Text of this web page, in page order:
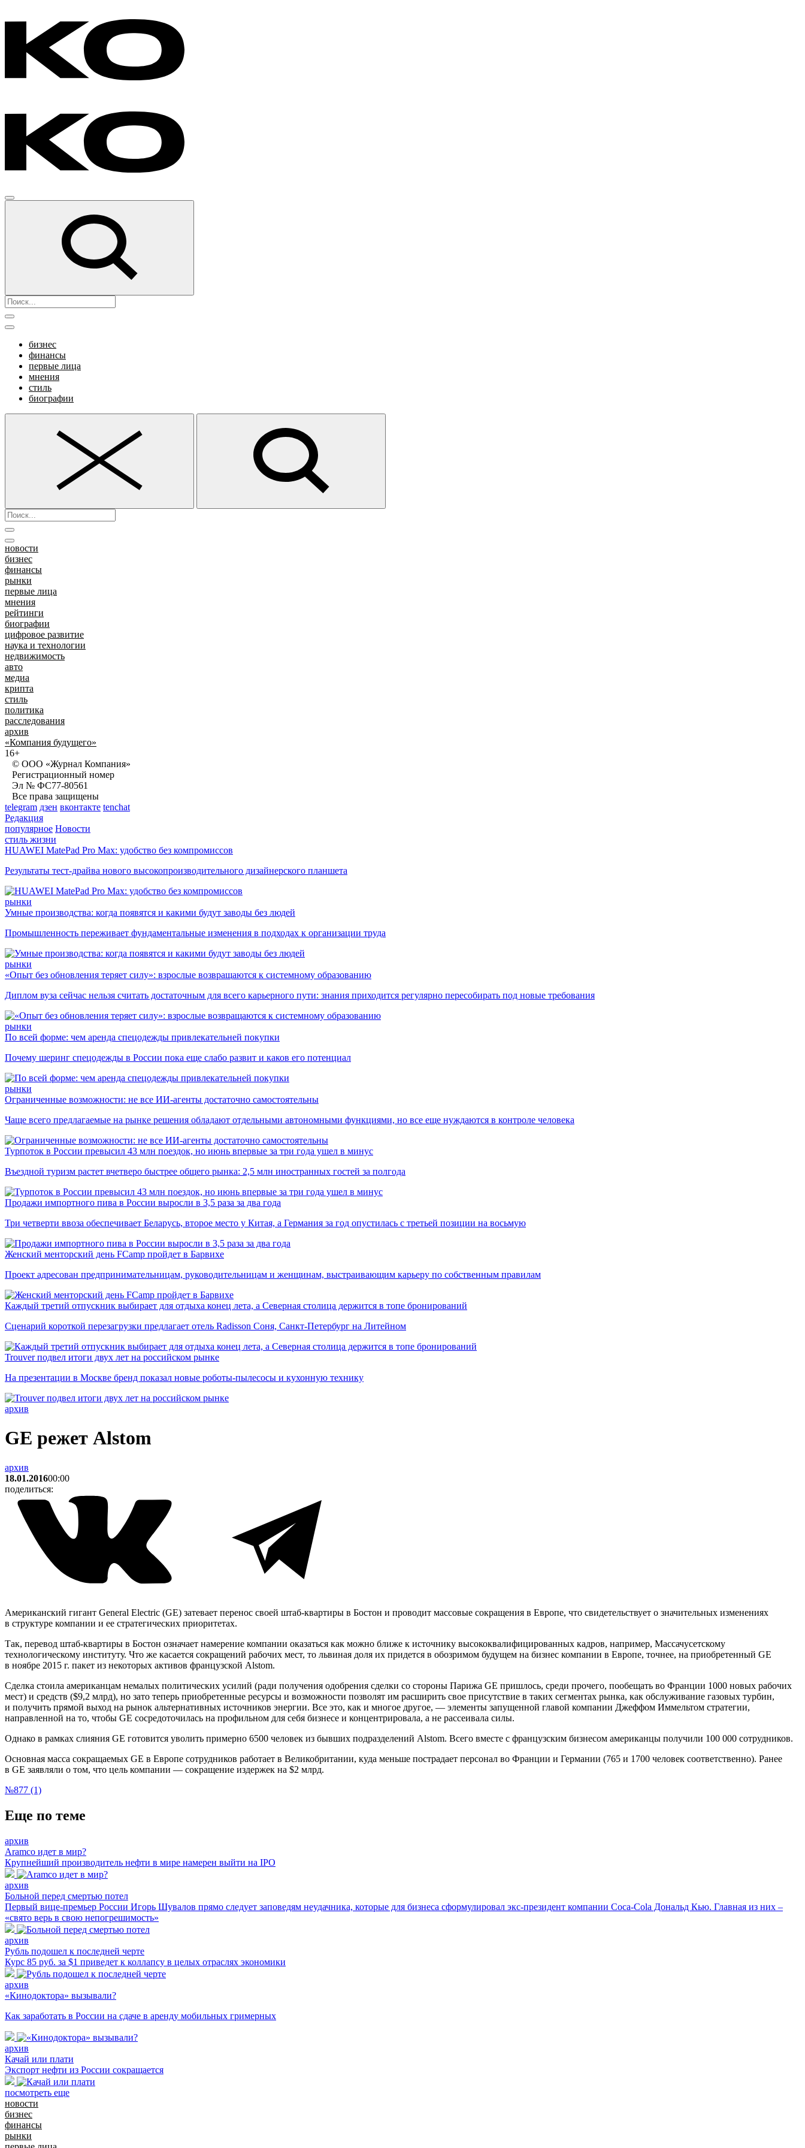
бизнес
финансы
первые лица
мнения
стиль
биографии
новости
бизнес
финансы
рынки
первые лица
мнения
рейтинги
биографии
цифровое развитие
наука и технологии
недвижимость
авто
медиа
крипта
стиль
политика
расследования
архив
«Компания будущего»
16+
© ООО «Журнал Компания»
Регистрационный номер
Эл № ФС77-80561
Все права защищены
telegram дзен вконтакте tenchat
Редакция
популярное Новости
стиль жизни
HUAWEI MatePad Pro Max: удобство без компромиссов
Результаты тест-драйва нового высокопроизводительного дизайнерского планшета
рынки
Умные производства: когда появятся и какими будут заводы без людей
Промышленность переживает фундаментальные изменения в подходах к организации труда
рынки
«Опыт без обновления теряет силу»: взрослые возвращаются к системному образованию
Диплом вуза сейчас нельзя считать достаточным для всего карьерного пути: знания приходится регулярно пересобирать под новые требования
рынки
По всей форме: чем аренда спецодежды привлекательней покупки
Почему шеринг спецодежды в России пока еще слабо развит и каков его потенциал
рынки
Ограниченные возможности: не все ИИ-агенты достаточно самостоятельны
Чаще всего предлагаемые на рынке решения обладают отдельными автономными функциями, но все еще нуждаются в контроле человека
Турпоток в России превысил 43 млн поездок, но июнь впервые за три года ушел в минус
Въездной туризм растет вчетверо быстрее общего рынка: 2,5 млн иностранных гостей за полгода
Продажи импортного пива в России выросли в 3,5 раза за два года
Три четверти ввоза обеспечивает Беларусь, второе место у Китая, а Германия за год опустилась с третьей позиции на восьмую
Женский менторский день FCamp пройдет в Барвихе
Проект адресован предпринимательницам, руководительницам и женщинам, выстраивающим карьеру по собственным правилам
Каждый третий отпускник выбирает для отдыха конец лета, а Северная столица держится в топе бронирований
Сценарий короткой перезагрузки предлагает отель Radisson Соня, Санкт-Петербург на Литейном
Trouver подвел итоги двух лет на российском рынке
На презентации в Москве бренд показал новые роботы-пылесосы и кухонную технику
архив
GE режет Alstom
архив
18.01.201600:00
поделиться:
Американский гигант General Electric (GE) затевает перенос своей штаб-квартиры в Бостон и проводит массовые сокращения в Европе, что свидетельствует о значительных изменениях
в структуре компании и ее стратегических приоритетах.
Так, перевод штаб-квартиры в Бостон означает намерение компании оказаться как можно ближе к источнику высококвалифицированных кадров, например, Массачусетскому
технологическому институту. Что же касается сокращений рабочих мест, то львиная доля их придется в обозримом будущем на бизнес компании в Европе, точнее, на приобретенный GE
в ноябре 2015 г. пакет из некоторых активов французской Alstom.
Сделка стоила американцам немалых политических усилий (ради получения одобрения сделки со стороны Парижа GE пришлось, среди прочего, пообещать во Франции 1000 новых рабочих
мест) и средств ($9,2 млрд), но зато теперь приобретенные ресурсы и возможности позволят им расширить свое присутствие в таких сегментах рынка, как обслуживание газовых турбин,
и получить прямой выход на рынок альтернативных источников энергии. Все это, как и многое другое, — элементы запущенной главой компании Джеффом Иммельтом стратегии,
направленной на то, чтобы GE сосредоточилась на профильном для себя бизнесе и концентрировала, а не рассеивала силы.
Однако в рамках слияния GE готовится уволить примерно 6500 человек из бывших подразделений Alstom. Всего вместе с французским бизнесом американцы получили 100 000 сотрудников.
Основная масса сокращаемых GE в Европе сотрудников работает в Великобритании, куда меньше пострадает персонал во Франции и Германии (765 и 1700 человек соответственно). Ранее
в GE заявляли о том, что цель компании — сокращение издержек на $2 млрд.
№877 (1)
Еще по теме
архив
Aramco идет в мир?
Крупнейший производитель нефти в мире намерен выйти на IPO
архив
Больной перед смертью потел
Первый вице-премьер России Игорь Шувалов прямо следует заповедям неудачника, которые для бизнеса сформулировал экс-президент компании Coca-Cola Дональд Кью. Главная из них –
«свято верь в свою непогрешимость»
архив
Рубль подошел к последней черте
Курс 85 руб. за $1 приведет к коллапсу в целых отраслях экономики
архив
«Кинодоктора» вызывали?
Как заработать в России на сдаче в аренду мобильных гримерных
архив
Качай или плати
Экспорт нефти из России сокращается
посмотреть еще
новости
бизнес
финансы
рынки